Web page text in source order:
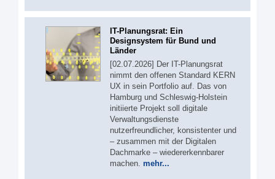
IT-Planungsrat: Ein
Designsystem für Bund und
Länder
[02.07.2026] Der IT-Planungsrat
nimmt den offenen Standard KERN
UX in sein Portfolio auf. Das von
Hamburg und Schleswig-Holstein
initiierte Projekt soll digitale
Verwaltungsdienste
nutzerfreundlicher, konsistenter und
– zusammen mit der Digitalen
Dachmarke – wiedererkennbarer
machen. mehr...